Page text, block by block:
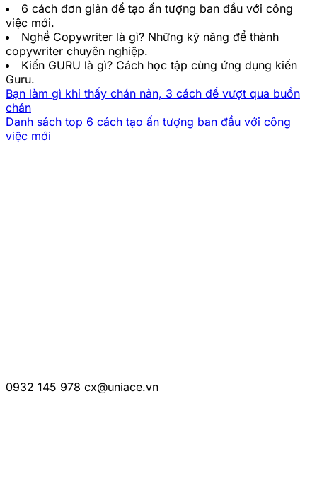
6 cách đơn giản để tạo ấn tượng ban đầu với công
việc mới.
Nghề Copywriter là gì? Những kỹ năng để thành
copywriter chuyên nghiệp.
Kiến GURU là gì? Cách học tập cùng ứng dụng kiến
Guru.
Bạn làm gì khi thấy chán nản, 3 cách để vượt qua buồn
chán
Danh sách top 6 cách tạo ấn tượng ban đầu với công
việc mới
0932 145 978 cx@uniace.vn